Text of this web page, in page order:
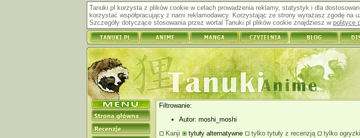
Tanuki.pl korzysta z plików cookie w celach prowadzenia reklamy, statystyk i dla
korzystać współpracujący z nami reklamodawcy. Korzystając ze strony wyrażasz zgodę na
Szczegóły dotyczące stosowania przez wortal Tanuki.pl plików cookie znajdziesz w polityce
Filtrowanie:
Autor: moshi_moshi
Kanji
tytuły alternatywne tylko tytuły z recenzją tylko ogryzki